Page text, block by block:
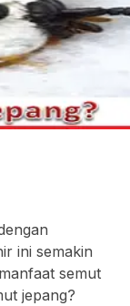
ini semakin
semut
jepang?